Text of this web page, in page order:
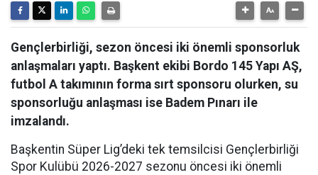
Gençlerbirliği, sezon öncesi iki önemli sponsorluk
anlaşmaları yaptı. Başkent ekibi Bordo 145 Yapı AŞ,
futbol A takımının forma sırt sponsoru olurken, su
sponsorluğu anlaşması ise Badem Pınarı ile
imzalandı.
Başkentin Süper Lig’deki tek temsilcisi Gençlerbirliği
Spor Kulübü 2026-2027 sezonu öncesi iki önemli